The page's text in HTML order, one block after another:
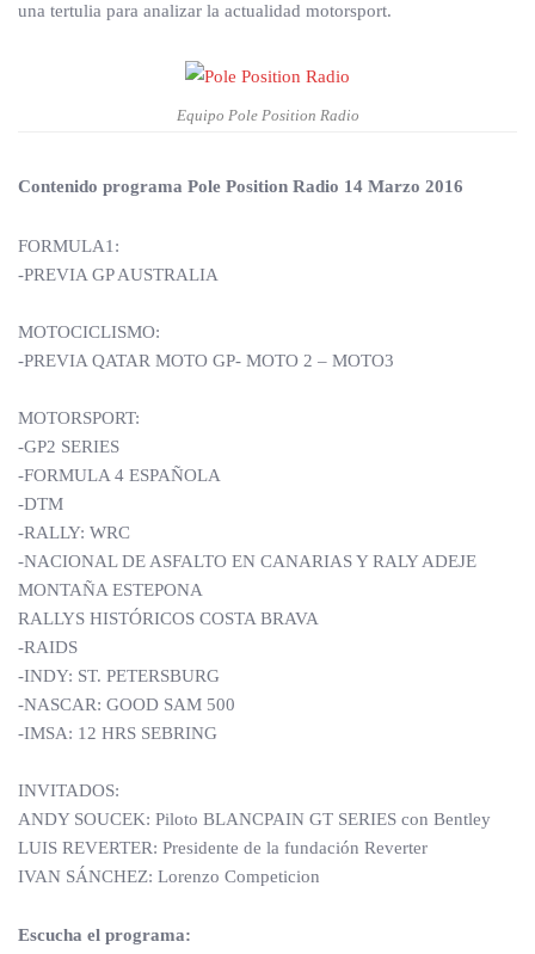
una tertulia para analizar la actualidad motorsport.
Equipo Pole Position Radio
Contenido programa Pole Position Radio 14 Marzo 2016
FORMULA1:
-PREVIA GP AUSTRALIA
MOTOCICLISMO:
-PREVIA QATAR MOTO GP- MOTO 2 – MOTO3
MOTORSPORT:
-GP2 SERIES
-FORMULA 4 ESPAÑOLA
-DTM
-RALLY: WRC
-NACIONAL DE ASFALTO EN CANARIAS Y RALY ADEJE
MONTAÑA ESTEPONA
RALLYS HISTÓRICOS COSTA BRAVA
-RAIDS
-INDY: ST. PETERSBURG
-NASCAR: GOOD SAM 500
-IMSA: 12 HRS SEBRING
INVITADOS:
ANDY SOUCEK: Piloto BLANCPAIN GT SERIES con Bentley
LUIS REVERTER: Presidente de la fundación Reverter
IVAN SÁNCHEZ: Lorenzo Competicion
Escucha el programa: